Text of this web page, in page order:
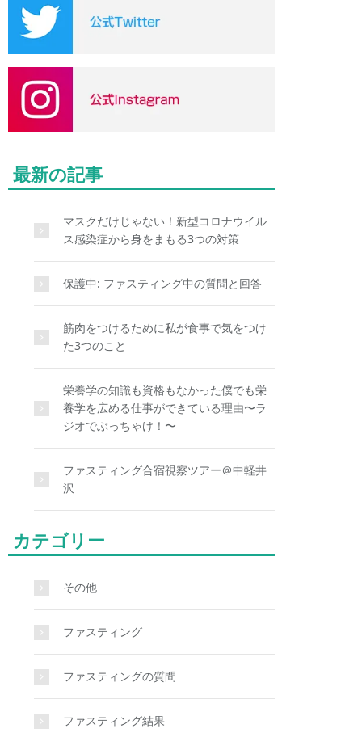
最新の記事
マスクだけじゃない！新型コロナウイル
ス感染症から身をまもる3つの対策
保護中: ファスティング中の質問と回答
筋肉をつけるために私が食事で気をつけ
た3つのこと
栄養学の知識も資格もなかった僕でも栄
養学を広める仕事ができている理由〜ラ
ジオでぶっちゃけ！〜
ファスティング合宿視察ツアー＠中軽井
沢
カテゴリー
その他
ファスティング
ファスティングの質問
ファスティング結果